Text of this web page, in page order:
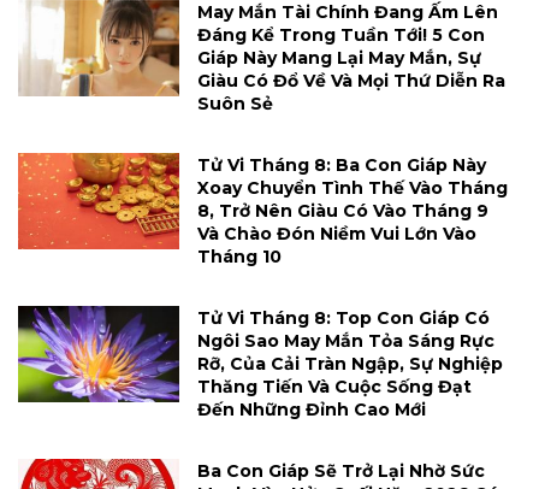
May Mắn Tài Chính Đang Ấm Lên
Đáng Kể Trong Tuần Tới! 5 Con
Giáp Này Mang Lại May Mắn, Sự
Giàu Có Đổ Về Và Mọi Thứ Diễn Ra
Suôn Sẻ
Tử Vi Tháng 8: Ba Con Giáp Này
Xoay Chuyển Tình Thế Vào Tháng
8, Trở Nên Giàu Có Vào Tháng 9
Và Chào Đón Niềm Vui Lớn Vào
Tháng 10
Tử Vi Tháng 8: Top Con Giáp Có
Ngôi Sao May Mắn Tỏa Sáng Rực
Rỡ, Của Cải Tràn Ngập, Sự Nghiệp
Thăng Tiến Và Cuộc Sống Đạt
Đến Những Đỉnh Cao Mới
Ba Con Giáp Sẽ Trở Lại Nhờ Sức